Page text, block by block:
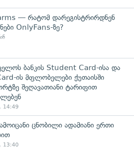
— რატომ დარეგისტრირდნენ
OnlyFans-ზე?
ბანკის Student Card-ისა და
ის მფლობელები ქუთაისში
შეღავათიანი ტარიფით
14:49
ცნობილი ადამიანი ერთი
13:40